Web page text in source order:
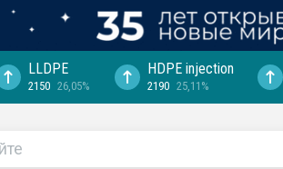
LLDPE
2150 26,05%
HDPE injection
2190 25,11%